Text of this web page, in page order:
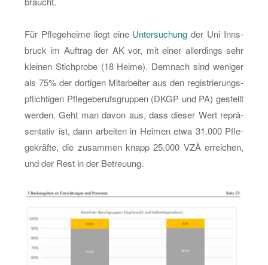
Für Pfle­ge­hei­me liegt eine Un­ter­su­chung der Uni Inns­
bruck im Auf­trag der AK vor, mit einer al­ler­dings sehr
klei­nen Stich­pro­be (18 Heime). Dem­nach sind we­ni­ger
als 75% der dor­ti­gen Mit­ar­bei­ter aus den re­gis­trie­rungs­
pflich­ti­gen Pfle­ge­be­rufs­grup­pen (DKGP und PA) ge­stellt
wer­den. Geht man davon aus, dass die­ser Wert re­prä­
sen­ta­tiv ist, dann ar­bei­ten in Hei­men etwa 31.000 Pfle­
ge­kräf­te, die zu­sam­men knapp 25.000 VZÄ er­rei­chen,
und der Rest in der Be­treu­ung.